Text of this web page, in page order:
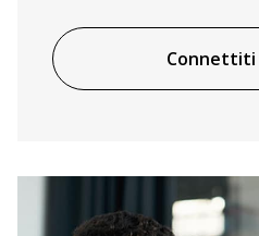
Connettiti